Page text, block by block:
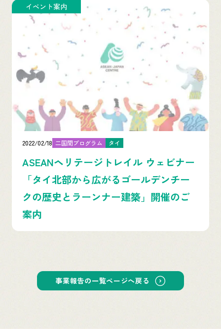
イベント案内
2022/02/18 二国間プログラム タイ
ASEANヘリテージトレイル ウェビナー
「タイ北部から広がるゴールデンチー
クの歴史とラーンナー建築」開催のご
案内
事業報告の一覧ページへ戻る